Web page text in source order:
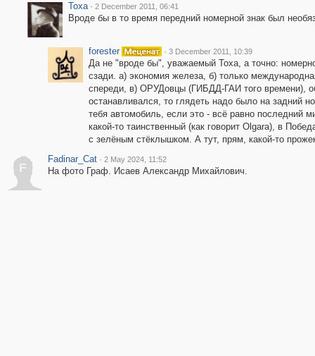
Toxa · 2 December 2011, 06:41
Вроде бы в то время передний номерной знак был
forester · 3 December 2011, 10:39
Да не "вроде бы", уважаемый Тоха, а точно:
сзади. а) экономия железа, б) только
спереди, в) ОРУДовцы (ГИБДД-ГАИ того времени),
останавливался, то глядеть надо было на задний
тебя автомобиль, если это - всё равно последний
какой-то таинственный (как говорит Olgara), в
с зелёным стёклышком. А тут, прям, какой-то
F
Fadinar_Cat · 2 May 2024, 11:52
На фото Граф. Исаев Александр Михайлович.